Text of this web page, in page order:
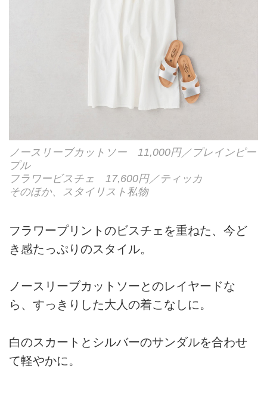
ノースリーブカットソー 11,000円／プレインピー
プル
フラワービスチェ 17,600円／ティッカ
そのほか、スタイリスト私物
フラワープリントのビスチェを重ねた、今ど
き感たっぷりのスタイル。
ノースリーブカットソーとのレイヤードな
ら、すっきりした大人の着こなしに。
白のスカートとシルバーのサンダルを合わせ
て軽やかに。